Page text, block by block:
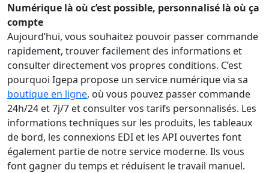
Numérique là où c’est possible, personnalisé là où ça
compte
Aujourd’hui, vous souhaitez pouvoir passer commande
rapidement, trouver facilement des informations et
consulter directement vos propres conditions. C’est
pourquoi Igepa propose un service numérique via sa
boutique en ligne, où vous pouvez passer commande
24h/24 et 7j/7 et consulter vos tarifs personnalisés. Les
informations techniques sur les produits, les tableaux
de bord, les connexions EDI et les API ouvertes font
également partie de notre service moderne. Ils vous
font gagner du temps et réduisent le travail manuel.